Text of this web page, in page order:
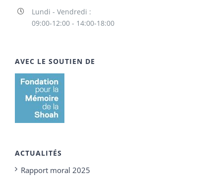
Lundi - Vendredi :
09:00-12:00 - 14:00-18:00
AVEC LE SOUTIEN DE
ACTUALITÉS
Rapport moral 2025